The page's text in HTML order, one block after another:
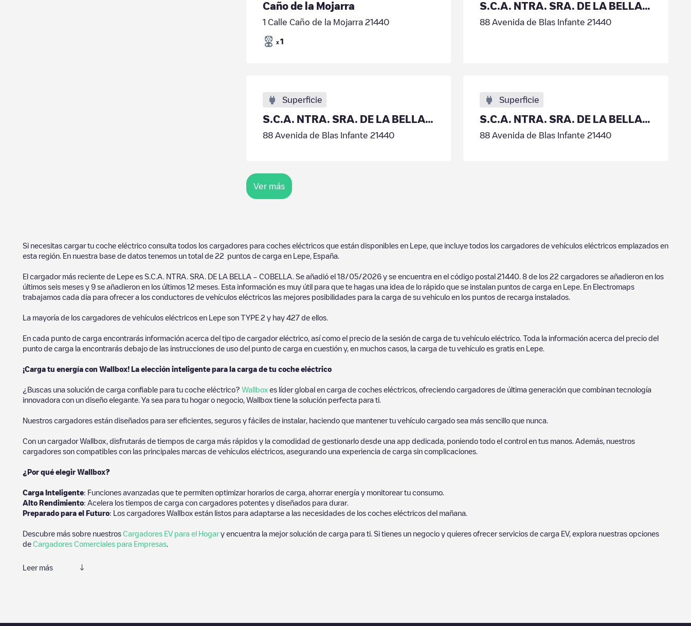
Caño de la Mojarra
1 Calle Caño de la Mojarra 21440
x 1
S.C.A. NTRA. SRA. DE LA BELLA – COBELLA
88 Avenida de Blas Infante 21440
Superficie
S.C.A. NTRA. SRA. DE LA BELLA – COBELLA
88 Avenida de Blas Infante 21440
Superficie
S.C.A. NTRA. SRA. DE LA BELLA – COBELLA
88 Avenida de Blas Infante 21440
Ver más
Si necesitas cargar tu coche eléctrico consulta todos los cargadores para coches eléctricos que están disponibles en Lepe , que incluye todos los cargadores de vehículos eléctricos emplazados en
esta región. En nuestra base de datos tenemos un total de 22 puntos de carga en Lepe España
El cargador más reciente de Lepe es S.C.A. NTRA. SRA. DE LA BELLA – COBELLA . Se añadió el 18/05/2026 y se encuentra en el código postal 21440 8 de los 22 cargadores se añadieron en los
últimos seis meses y 9 se añadieron en los últimos 12 meses. Esta información es muy útil para que te hagas una idea de lo rápido que se instalan puntos de carga en Lepe . En Electromaps
trabajamos cada día para ofrecer a los conductores de vehículos eléctricos las mejores posibilidades para la carga de su vehículo en los puntos de recarga instalados.
La mayoría de los cargadores de vehículos eléctricos en Lepe son TYPE 2 y hay 427 de ellos.
En cada punto de carga encontrarás información acerca del tipo de cargador eléctrico, así como el precio de la sesión de carga de tu vehículo eléctrico. Toda la información acerca del precio del
punto de carga la encontrarás debajo de las instrucciones de uso del punto de carga en cuestión y, en muchos casos, la carga de tu vehículo es gratis en
Lepe
¡Carga tu energía con Wallbox! La elección inteligente para la carga de tu coche eléctrico
¿Buscas una solución de carga confiable para tu coche eléctrico? Wallbox es líder global en carga de coches eléctricos, ofreciendo cargadores de última generación que combinan tecnología
innovadora con un diseño elegante. Ya sea para tu hogar o negocio, Wallbox tiene la solución perfecta para ti.
Nuestros cargadores están diseñados para ser eficientes, seguros y fáciles de instalar, haciendo que mantener tu vehículo cargado sea más sencillo que nunca.
Con un cargador Wallbox, disfrutarás de tiempos de carga más rápidos y la comodidad de gestionarlo desde una app dedicada, poniendo todo el control en tus manos. Además, nuestros
cargadores son compatibles con las principales marcas de vehículos eléctricos, asegurando una experiencia de carga sin complicaciones.
¿Por qué elegir Wallbox?
Carga Inteligente: Funciones avanzadas que te permiten optimizar horarios de carga, ahorrar energía y monitorear tu consumo.
Alto Rendimiento: Acelera los tiempos de carga con cargadores potentes y diseñados para durar.
Preparado para el Futuro: Los cargadores Wallbox están listos para adaptarse a las necesidades de los coches eléctricos del mañana.
Descubre más sobre nuestros Cargadores EV para el Hogary encuentra la mejor solución de carga para ti. Si tienes un negocio y quieres ofrecer servicios de carga EV, explora nuestras opciones
de Cargadores Comerciales para Empresas
Leer más